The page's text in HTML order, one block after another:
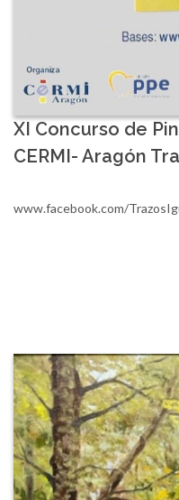
XI Concurso de
CERMI- Aragón
www.facebook.com/